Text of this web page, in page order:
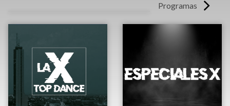
Programas